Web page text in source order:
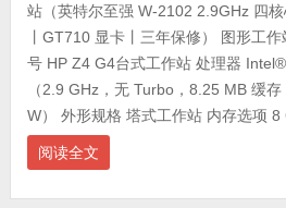
站（英特尔至强 W-2102 2.9GHz 四
丨GT710 显卡丨三年保修） 图形工
号 HP Z4 G4台式工作站 处理器
（2.9 GHz，无 Turbo，8.25 MB 缓
W） 外形规格 塔式工作站 内存选项 8
阅读全文